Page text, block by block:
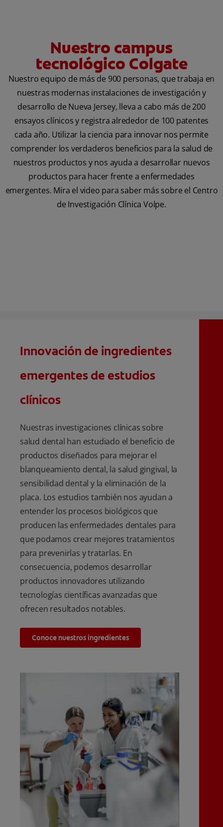
Nuestro campus
tecnológico Colgate
Nuestro equipo de más de 900 personas, que trabaja en
nuestras modernas instalaciones de investigación y
desarrollo de Nueva Jersey, lleva a cabo más de 200
ensayos clínicos y registra alrededor de 100 patentes
cada año. Utilizar la ciencia para innovar nos permite
comprender los verdaderos beneficios para la salud de
nuestros productos y nos ayuda a desarrollar nuevos
productos para hacer frente a enfermedades
emergentes. Mira el video para saber más sobre el Centro
de Investigación Clínica Volpe.
Innovación de ingredientes
emergentes de estudios
clínicos
Nuestras investigaciones clínicas sobre
salud dental han estudiado el beneficio de
productos diseñados para mejorar el
blanqueamiento dental, la salud gingival, la
sensibilidad dental y la eliminación de la
placa. Los estudios también nos ayudan a
entender los procesos biológicos que
producen las enfermedades dentales para
que podamos crear mejores tratamientos
para prevenirlas y tratarlas. En
consecuencia, podemos desarrollar
productos innovadores utilizando
tecnologías científicas avanzadas que
ofrecen resultados notables.
Conoce nuestros ingredientes